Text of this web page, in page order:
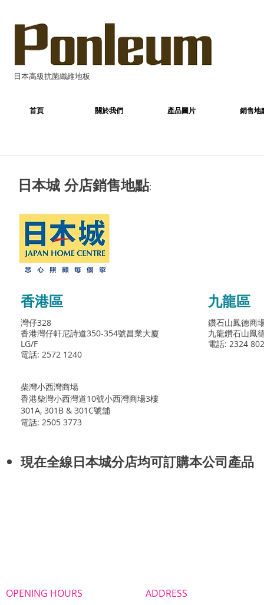
日本高級抗菌纖維地板
首頁 關於我們 產品圖片 銷售地
日本城 分店銷售地點:
香港區
灣仔328
香港灣仔軒尼詩道350-354號昌業大廈
LG/F
電話: 2572 1240
柴灣小西灣商場
香港柴灣小西灣道10號小西灣商場3樓
301A, 301B & 301C號舖
電話: 2505 3773
九龍區
鑽石山鳳德商
九龍鑽石山鳳
電話: 2324
現在全線日本城分店均可訂購本公司產品
OPENING HOURS ADDRESS